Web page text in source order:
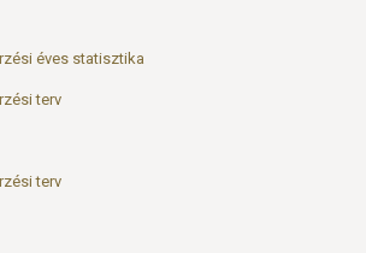
éves statisztika
terv
terv